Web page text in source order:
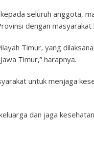
seluruh anggota,
dengan masyarakat
Timur, yang
Timur,” harapnya.
untuk menjaga
dan jaga